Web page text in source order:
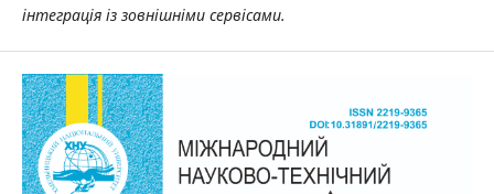
інтеграція із зовнішніми сервісами.